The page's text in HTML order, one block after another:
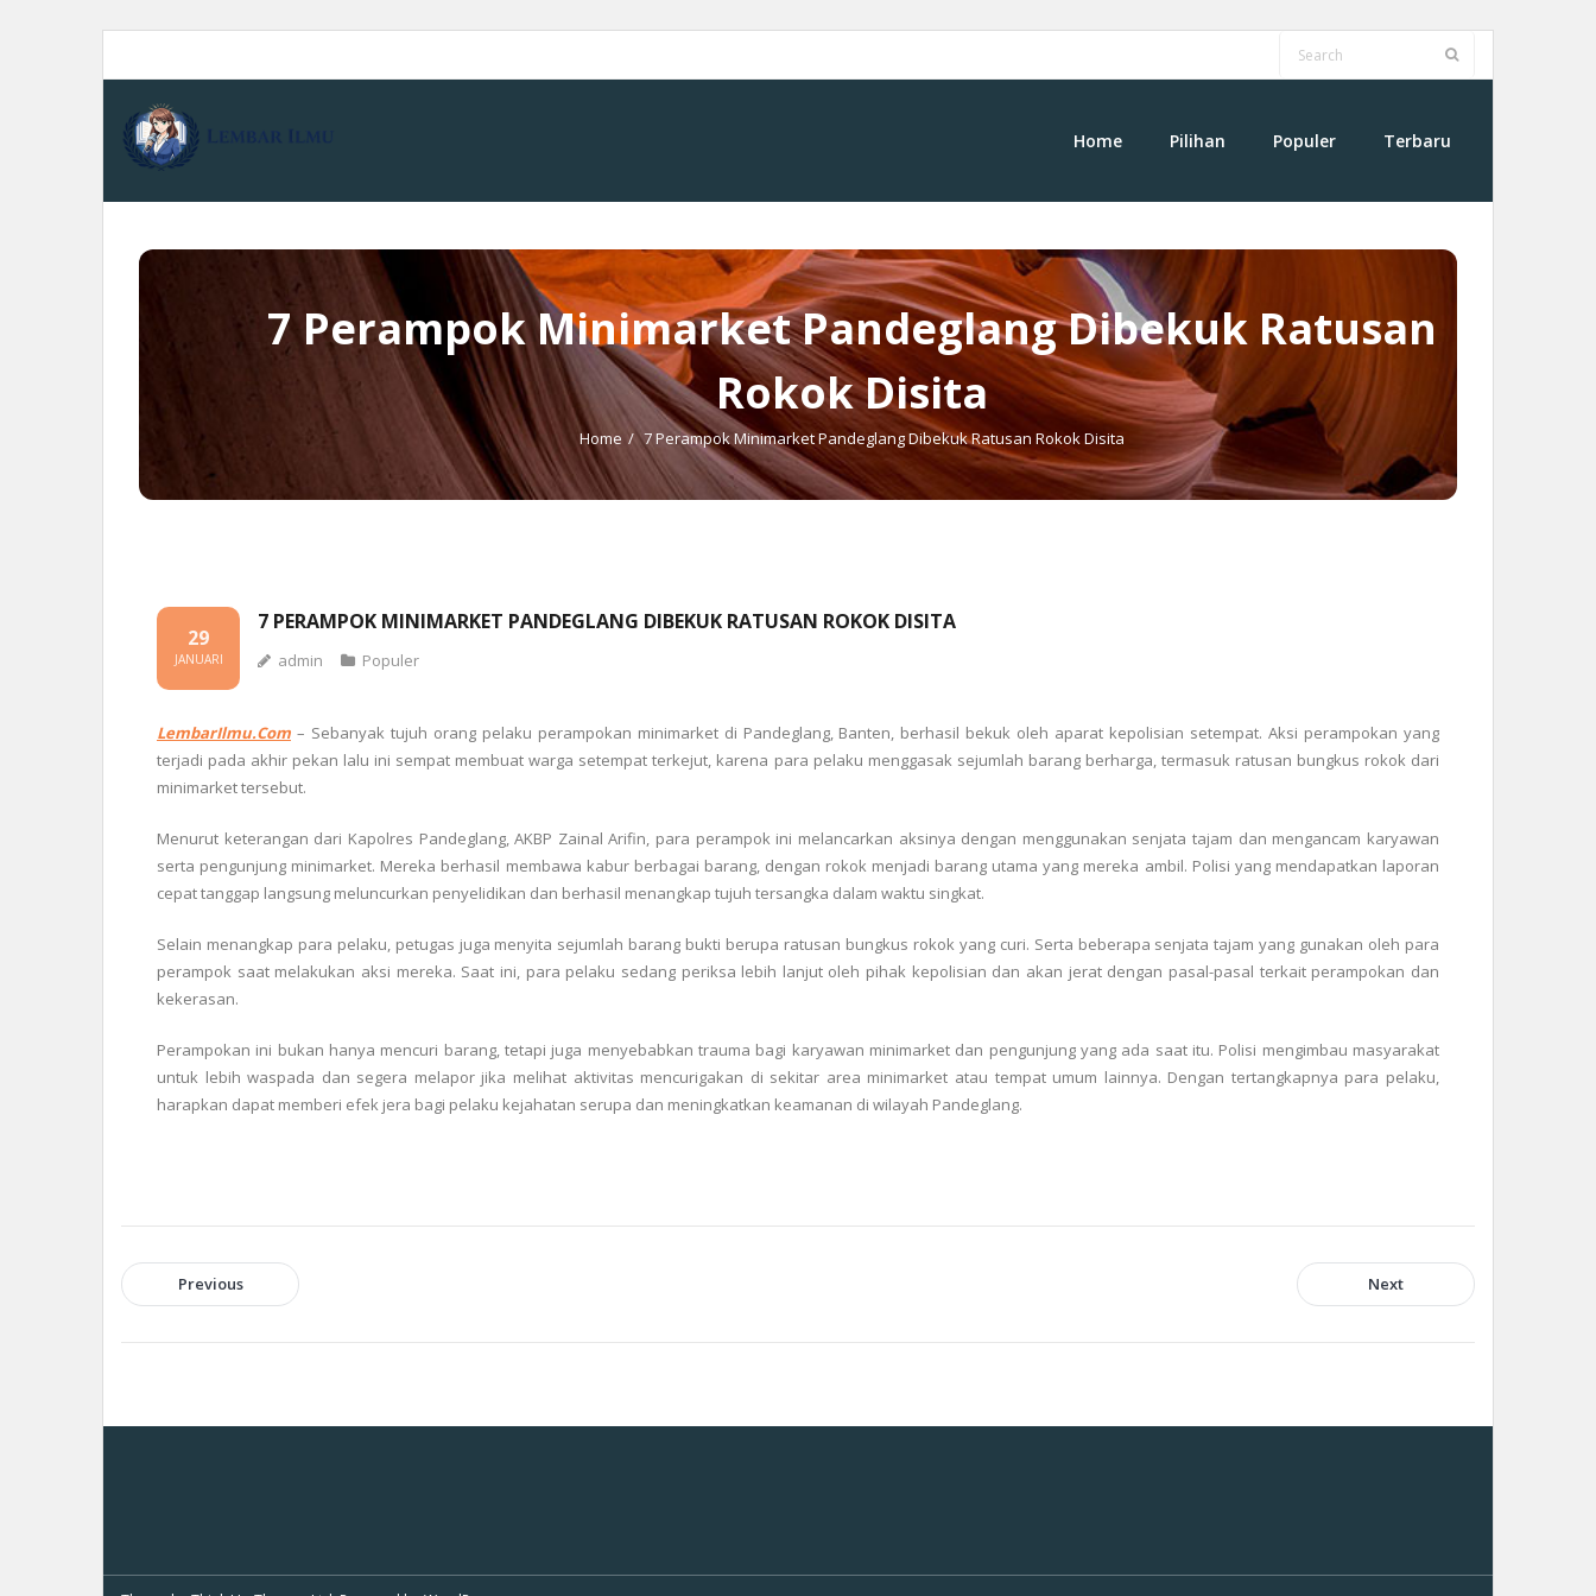
Home Pilihan Populer Terbaru
7 Perampok Minimarket Pandeglang Dibekuk Ratusan
Rokok Disita
Home / 7 Perampok Minimarket Pandeglang Dibekuk Ratusan Rokok Disita
7 PERAMPOK MINIMARKET PANDEGLANG DIBEKUK RATUSAN ROKOK DISITA
29
JANUARI admin Populer
LembarIlmu.Com – Sebanyak tujuh orang pelaku perampokan minimarket di Pandeglang, Banten, berhasil bekuk oleh aparat kepolisian setempat. Aksi perampokan yang
terjadi pada akhir pekan lalu ini sempat membuat warga setempat terkejut, karena para pelaku menggasak sejumlah barang berharga, termasuk ratusan bungkus rokok dari
minimarket tersebut.
Menurut keterangan dari Kapolres Pandeglang, AKBP Zainal Arifin, para perampok ini melancarkan aksinya dengan menggunakan senjata tajam dan mengancam karyawan
serta pengunjung minimarket. Mereka berhasil membawa kabur berbagai barang, dengan rokok menjadi barang utama yang mereka ambil. Polisi yang mendapatkan laporan
cepat tanggap langsung meluncurkan penyelidikan dan berhasil menangkap tujuh tersangka dalam waktu singkat.
Selain menangkap para pelaku, petugas juga menyita sejumlah barang bukti berupa ratusan bungkus rokok yang curi. Serta beberapa senjata tajam yang gunakan oleh para
perampok saat melakukan aksi mereka. Saat ini, para pelaku sedang periksa lebih lanjut oleh pihak kepolisian dan akan jerat dengan pasal-pasal terkait perampokan dan
kekerasan.
Perampokan ini bukan hanya mencuri barang, tetapi juga menyebabkan trauma bagi karyawan minimarket dan pengunjung yang ada saat itu. Polisi mengimbau masyarakat
untuk lebih waspada dan segera melapor jika melihat aktivitas mencurigakan di sekitar area minimarket atau tempat umum lainnya. Dengan tertangkapnya para pelaku,
harapkan dapat memberi efek jera bagi pelaku kejahatan serupa dan meningkatkan keamanan di wilayah Pandeglang.
Previous Next